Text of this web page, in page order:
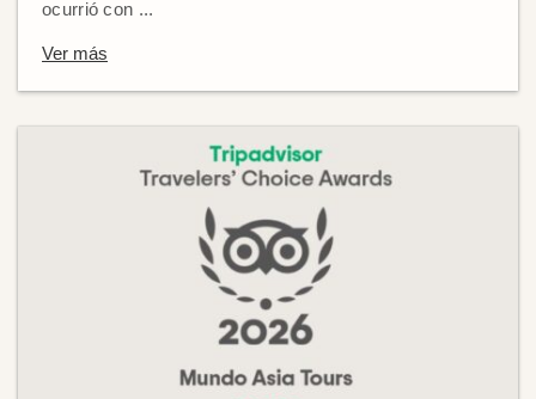
ocurrió con ...
Ver más